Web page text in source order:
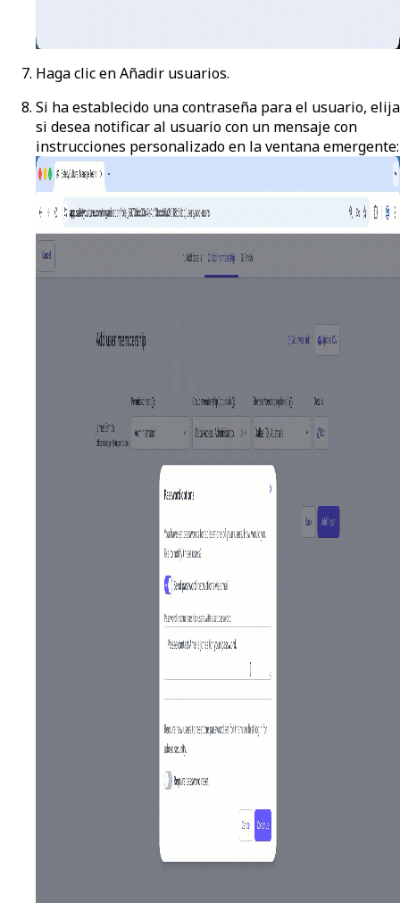
Haga clic enAñadir usuarios.
Si ha establecido una contraseña para el usuario, elija
si desea notificar al usuario con un mensaje con
instrucciones personalizado en la ventana emergente: